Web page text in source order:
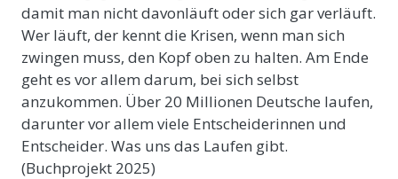
damit man nicht davonläuft oder sich gar verläuft.
Wer läuft, der kennt die Krisen, wenn man sich
zwingen muss, den Kopf oben zu halten. Am Ende
geht es vor allem darum, bei sich selbst
anzukommen. Über 20 Millionen Deutsche laufen,
darunter vor allem viele Entscheiderinnen und
Entscheider. Was uns das Laufen gibt.
(Buchprojekt 2025)